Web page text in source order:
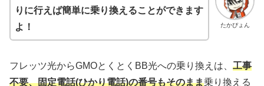
たかぴょん
りに行えば簡単に乗り換えることができます
よ！
フレッツ光からGMOとくとくBB光への乗り換えは、 工事
不要、固定電話(ひかり電話)の番号もそのまま乗り換える